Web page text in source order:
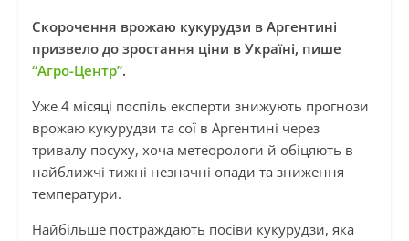
Скорочення врожаю кукурудзи в Аргентині
призвело до зростання ціни в Україні, пише
“Агро-Центр”.
Уже 4 місяці поспіль експерти знижують прогнози
врожаю кукурудзи та сої в Аргентині через
тривалу посуху, хоча метеорологи й обіцяють в
найближчі тижні незначні опади та зниження
температури.
Найбільше постраждають посіви кукурудзи, яка